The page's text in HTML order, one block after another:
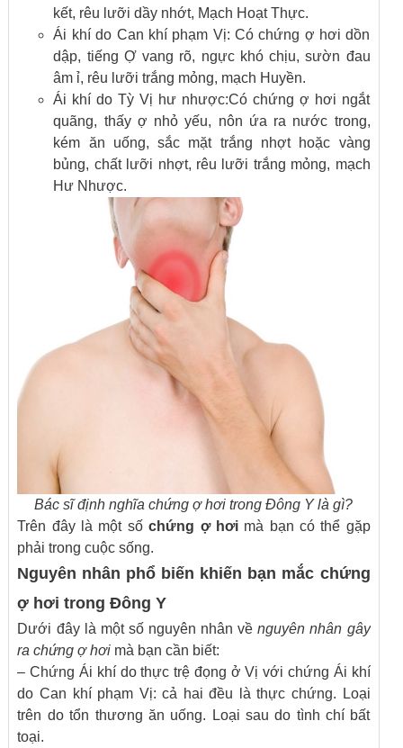
kết, rêu lưỡi dầy nhớt, Mạch Hoạt Thực.
Ái khí do Can khí phạm Vị: Có chứng ợ hơi dồn
dập, tiếng Ợ vang rõ, ngực khó chịu, sườn đau
âm ỉ, rêu lưỡi trắng mỏng, mạch Huyền.
Ái khí do Tỳ Vị hư nhược:Có chứng ợ hơi ngắt
quãng, thấy ợ nhỏ yếu, nôn ứa ra nước trong,
kém ăn uống, sắc mặt trắng nhợt hoặc vàng
bủng, chất lưỡi nhợt, rêu lưỡi trắng mỏng, mạch
Hư Nhược.
Bác sĩ định nghĩa chứng ợ hơi trong Đông Y là gì?
Trên đây là một sốchứng ợ hơimà bạn có thể gặp
phải trong cuộc sống.
Nguyên nhân phổ biến khiến bạn mắc chứng
ợ hơi trong Đông Y
Dưới đây là một số nguyên nhân vềnguyên nhân gây
ra chứng ợ hơi mà bạn cần biết:
– Chứng Ái khí do thực trệ đọng ở Vị với chứng Ái khí
do Can khí phạm Vị: cả hai đều là thực chứng. Loại
trên do tổn thương ăn uống. Loại sau do tình chí bất
toại.